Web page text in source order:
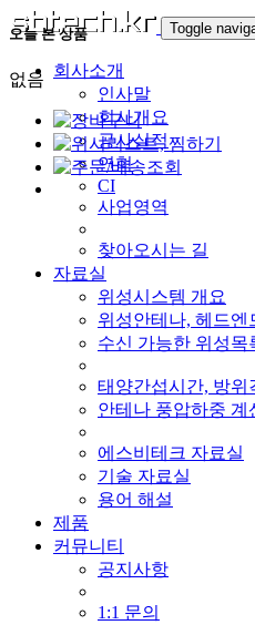
Toggle
회사소개
인사말
회사개요
공사실적
연혁
CI
사업영역
찾아오시는 길
자료실
위성시스템 개요
위성안테나, 헤드엔
수신 가능한 위성목
태양간섭시간, 방위
안테나 풍압하중 계
에스비테크 자료실
기술 자료실
용어 해설
제품
커뮤니티
공지사항
1:1 문의
오늘 본 상품
없음